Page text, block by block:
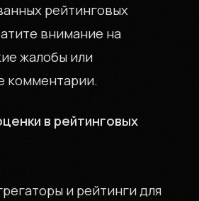
рейтинговых
внимание на
жалобы или
комментарии.
в рейтинговых
и рейтинги для